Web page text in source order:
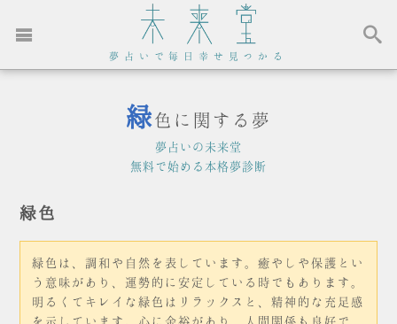
夢占いで毎日幸せ見つかる
緑色に関する夢
夢占いの未来堂
無料で始める本格夢診断
緑色
緑色は、調和や自然を表しています。癒やしや保護とい
う意味があり、運勢的に安定している時でもあります。
明るくてキレイな緑色はリラックスと、精神的な充足感
を示しています。心に余裕があり、人間関係も良好で、